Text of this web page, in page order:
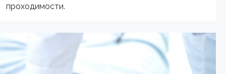
проходимости.